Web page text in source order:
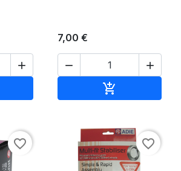

7,00 €
 

favorite_border favorite_border